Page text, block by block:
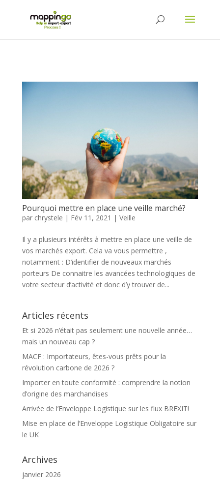
Pourquoi mettre en place une veille marché?
par chrystele | Fév 11, 2021 | Veille
Il y a plusieurs intérêts à mettre en place une veille de
vos marchés export. Cela va vous permettre ,
notamment : D’identifier de nouveaux marchés
porteurs De connaitre les avancées technologiques de
votre secteur d’activité et donc d’y trouver de...
Articles récents
Et si 2026 n’était pas seulement une nouvelle année…
mais un nouveau cap ?
MACF : Importateurs, êtes-vous prêts pour la
révolution carbone de 2026 ?
Importer en toute conformité : comprendre la notion
d’origine des marchandises
Arrivée de l’Enveloppe Logistique sur les flux BREXIT!
Mise en place de l’Enveloppe Logistique Obligatoire sur
le UK
Archives
janvier 2026